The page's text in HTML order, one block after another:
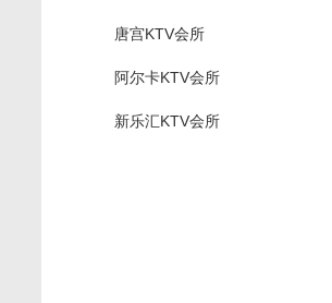
唐宫KTV会所
阿尔卡KTV会所
新乐汇KTV会所